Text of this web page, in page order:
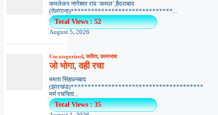
कमलेकर नागेश्वर राव ‘कमल’,हैदराबाद
(तेलंगाना)******************************...
Total Views : 52
August 5, 2026
Uncategorized,कविता,काव्यभाषा
जो भोगा, वही रचा
ममता सिंहधनबाद
(झारखंड)***************************************
मर्म रचयिता...
Total Views : 35